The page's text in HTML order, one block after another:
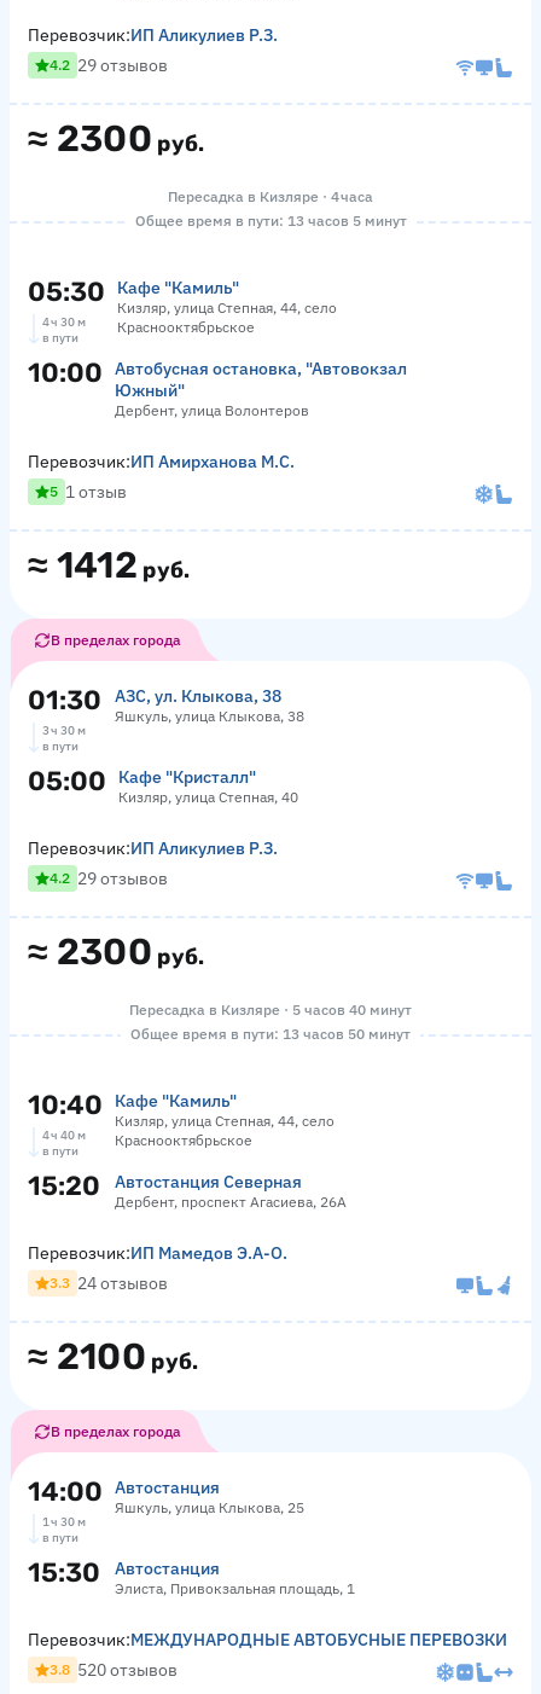
≈ 2300 руб.
Перевозчик:ИП Аликулиев Р.З.
4.2 29 отзывов
Пересадка в Кизляре · 4 часа
Общее время в пути: 13 часов 5 минут
05:30 Кафе "Камиль"
Кизляр, улица Степная, 44, село
Краснооктябрьское
4 ч 30 м
в пути
10:00
Автобусная остановка, "Автовокзал
Южный"
Дербент, улица Волонтеров
≈ 1412 руб.
Перевозчик:ИП Амирханова М.С.
5 1 отзыв
В пределах города
01:30 АЗС, ул. Клыкова, 38
Яшкуль, улица Клыкова, 38
3 ч 30 м
в пути
05:00 Кафе "Кристалл"
Кизляр, улица Степная, 40
≈ 2300 руб.
Перевозчик:ИП Аликулиев Р.З.
4.2 29 отзывов
Пересадка в Кизляре · 5 часов 40 минут
Общее время в пути: 13 часов 50 минут
10:40 Кафе "Камиль"
Кизляр, улица Степная, 44, село
Краснооктябрьское
4 ч 40 м
в пути
15:20 Автостанция Северная
Дербент, проспект Агасиева, 26А
≈ 2100 руб.
Перевозчик:ИП Мамедов Э.А-О.
3.3 24 отзывов
В пределах города
14:00 Автостанция
Яшкуль, улица Клыкова, 25
1 ч 30 м
в пути
15:30 Автостанция
Элиста, Привокзальная площадь, 1
Перевозчик:МЕЖДУНАРОДНЫЕ АВТОБУСНЫЕ ПЕРЕВОЗКИ
3.8 520 отзывов